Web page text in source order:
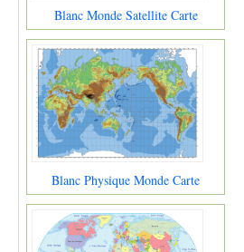
Blanc Monde Satellite Carte
Blanc Physique Monde Carte